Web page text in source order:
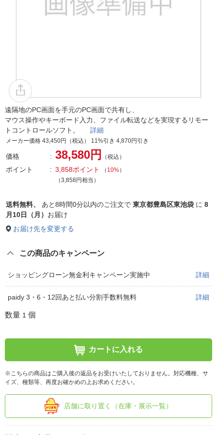
遠隔地のPC画面を手元のPC画面で共有し、
マウス操作やキーボード入力、ファイル転送などを実現するリモー
トコントロールソフト。 詳細
メーカー価格 43,450円（税込） 11%引き 4,870円引き
価格 38,580円 （税込）
ポイント 3,858ポイント （ 10%）
（3,858円相当）
送料無料、 あと8時間0分以内のご注文で 東京都豊島区東池袋 に 8
月10日（月） お届け
お届け先を変更する
この商品のキャンペーン
ショッピングローン無金利キャンペーン実施中 詳細
paidy 3・6・12回あと払い分割手数料無料 詳細
数量 1 個
カートに入れる
※こちらの商品はご購入後の返品をお受けいたしておりません。対応機種、サ
イズ、種類等、再度お確かめの上お求めください。
店舗に取り置く（在庫・展示一覧）